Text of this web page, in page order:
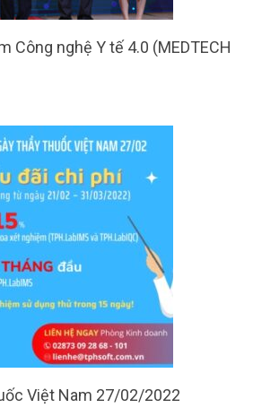
Công nghệ Y tế 4.0 (MEDTECH
Việt Nam 27/02/2022